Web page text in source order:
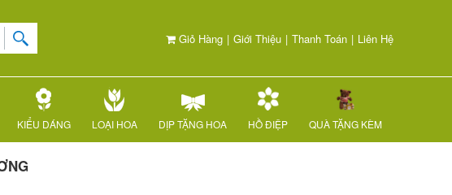
Giỏ Hàng | Giới Thiệu | Thanh Toán | Liên Hệ
KIỂU DÁNG LOẠI HOA DỊP TẶNG HOA HỒ ĐIỆP QUÀ TẶNG KÈM